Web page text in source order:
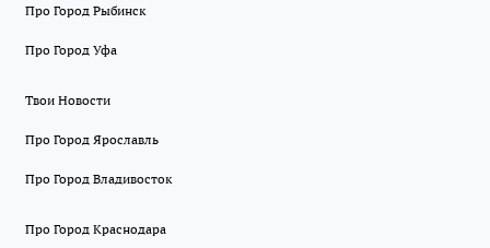
Про Город Рыбинск
Про Город Уфа
Твои Новости
Про Город Ярославль
Про Город Владивосток
Про Город Краснодара